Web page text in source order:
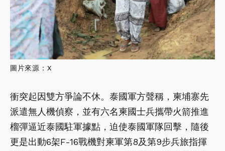
圖片來源： X
衝突起因雙方爭論不休。泰國軍方聲稱，柬埔寨先
派遣無人機偵察，並有六名柬國士兵攜帶火箭推進
榴彈逼近泰國駐軍據點，迫使泰國軍隊回擊，隨後
更是出動6架F-16戰機對柬軍第8及第9步兵旅指揮